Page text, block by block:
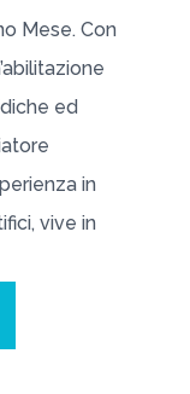
Mese. Con
ed
in
vive in